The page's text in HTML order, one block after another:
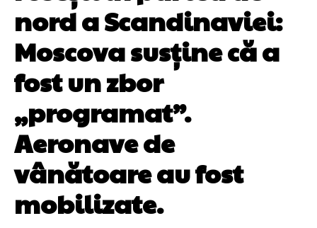
nord a Scandinaviei:
Moscova susține că a
fost un zbor
„programat”.
Aeronave de
vânătoare au fost
mobilizate.